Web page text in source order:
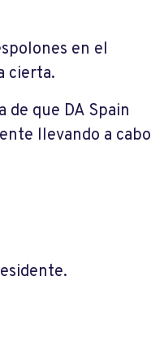
en el
cierta.
de que DA Spain
llevando a cabo